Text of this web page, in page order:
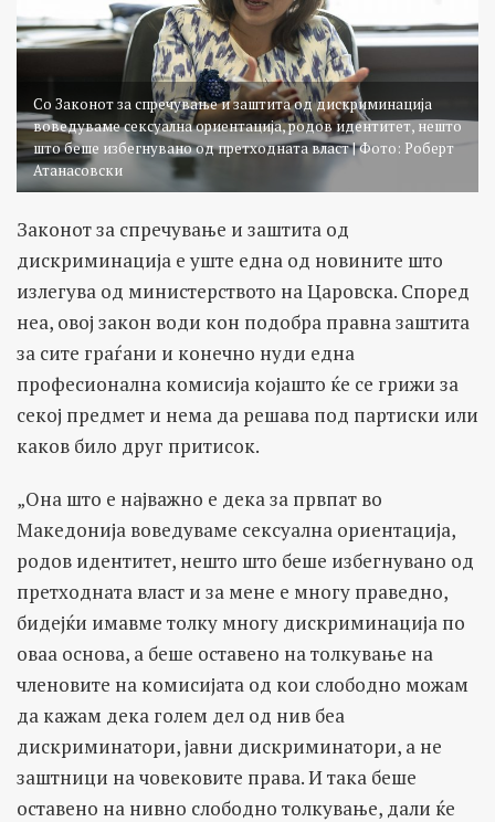
Со Законот за спречување и заштита од дискриминација
воведуваме сексуална ориентација, родов идентитет, нешто
што беше избегнувано од претходната власт | Фото: Роберт
Атанасовски
Законот за спречување и заштита од
дискриминација е уште една од новините што
излегувa од министерството на Царовска. Според
неа, овој закон води кон подобра правна заштита
за сите граѓани и конечно нуди една
професионална комисија којашто ќе се грижи за
секој предмет и нема да решава под партиски или
каков било друг притисок.
„Она што е најважно е дека за првпат во
Македонија воведуваме сексуална ориентација,
родов идентитет, нешто што беше избегнувано од
претходната власт и за мене е многу праведно,
бидејќи имавме толку многу дискриминација по
оваа основа, а беше оставено на толкување на
членовите на комисијата од кои слободно можам
да кажам дека голем дел од нив беа
дискриминатори, јавни дискриминатори, а не
заштници на човековите права. И така беше
оставено на нивно слободно толкување, дали ќе